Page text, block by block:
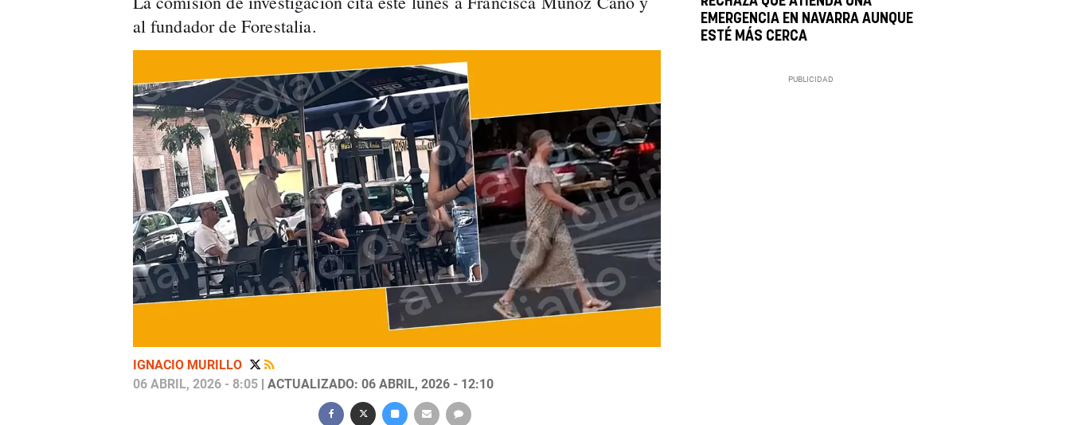
al fundador de Forestalia.
IGNACIO MURILLO
06 ABRIL, 2026 - 8:05| ACTUALIZADO: 06 ABRIL, 2026 - 12:10
EMERGENCIA EN NAVARRA AUNQUE
ESTÉ MÁS CERCA